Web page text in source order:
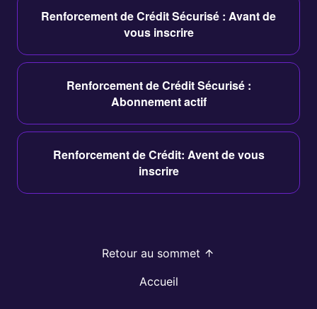
Renforcement de Crédit Sécurisé : Avant de
vous inscrire
Renforcement de Crédit Sécurisé :
Abonnement actif
Renforcement de Crédit: Avent de vous
inscrire
Retour au sommet
Accueil